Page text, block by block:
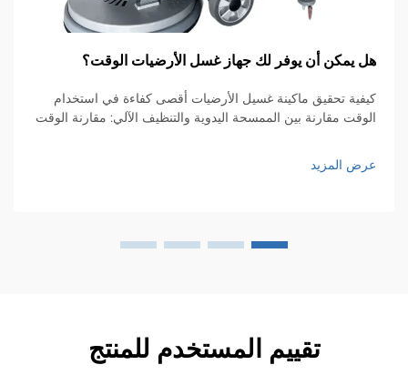
يمكن أن يوفر لك جهاز غسل الأرضيات الوقت؟
تحقيق ماكينة غسيل الأرضيات أقصى كفاءة في استخدام
مقارنة بين الممسحة اليدوية والتنظيف الآلي: مقارنة الوقت
بطيء للغاية، وقد يستغرق ضعف الوقت أو حتى ثلاثة أضعاف
مقارنة بما...
المزيد
تقييم المستخدم للمنتج